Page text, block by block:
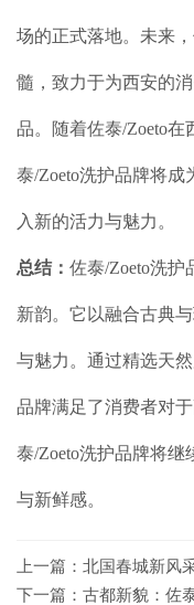
场的正式落地。未来
髓，致力于为西安的
品。随着佐泰/Zoeto
泰/Zoeto洗护品牌将
入新的活力与魅力。
总结： 佐泰/Zoeto洗护
新韵。它以融合古典
与魅力。通过精选天
品牌满足了消费者对
泰/Zoeto洗护品牌将
与新鲜感。
上一篇： 北国春城新风采
下一篇： 古都新貌：佐